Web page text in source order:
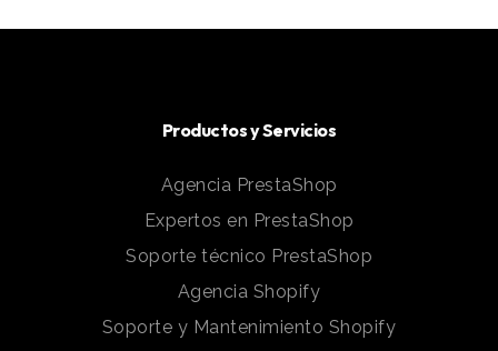
Productos y Servicios
Agencia PrestaShop
Expertos en PrestaShop
Soporte técnico PrestaShop
Agencia Shopify
Soporte y Mantenimiento Shopify